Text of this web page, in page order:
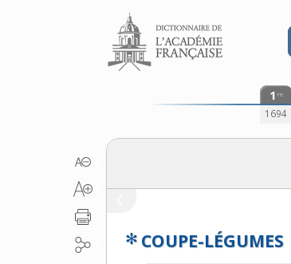
Aller au contenu
1 re
1694
✻ COUPE-LÉGUMES